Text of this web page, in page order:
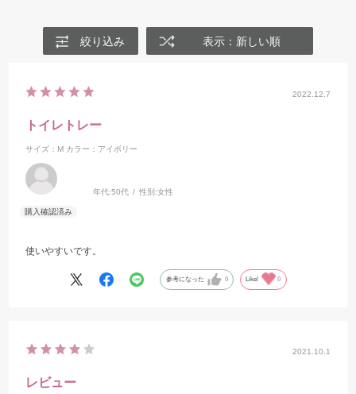
絞り込み 表示：新しい順
2022.12.7
トイレトレー
サイズ：M カラー：アイボリー
年代:50代 性別:女性
使いやすいです。
参考になった 0 Like! 0
2021.10.1
レビュー